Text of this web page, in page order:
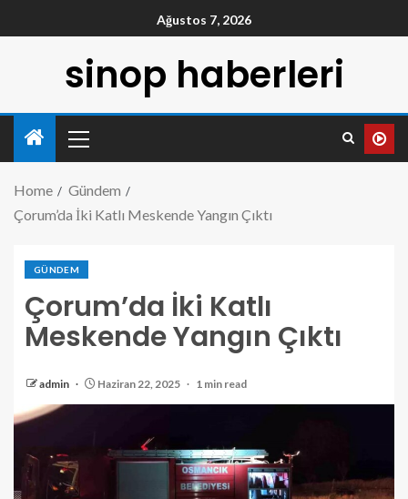
Ağustos 7, 2026
sinop haberleri
Home
Gündem
Çorum’da İki Katlı Meskende Yangın Çıktı
GÜNDEM
Çorum’da İki Katlı
Meskende Yangın Çıktı
admin Haziran 22, 2025 1 min read